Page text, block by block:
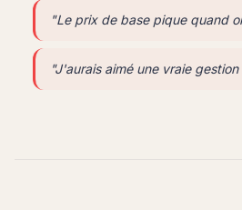
"Le prix de base pique quand
"J'aurais aimé une vraie